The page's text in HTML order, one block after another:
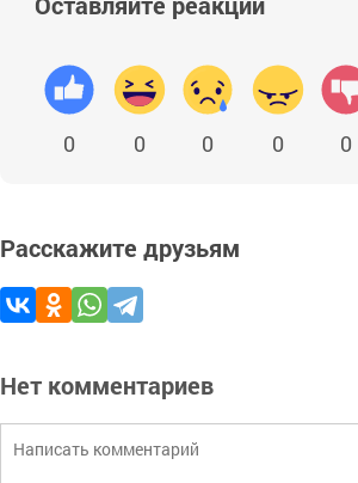
0 0 0 0 0
Расскажите друзьям
Нет комментариев